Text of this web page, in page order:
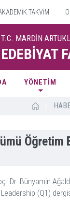
TAKVİM
T.C. MARDİN
EDEBİYAT
YÖNETİM
Öğretim
Dr. Bünyamin
(Q1)